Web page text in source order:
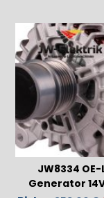
JW8334
Generator